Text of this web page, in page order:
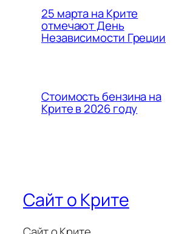
25 марта на Крите
отмечают День
Независимости Греции
Стоимость бензина на
Крите в 2026 году
Сайт о Крите